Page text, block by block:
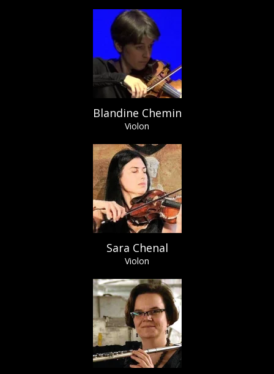
Blandine Chemin
Violon
Sara Chenal
Violon